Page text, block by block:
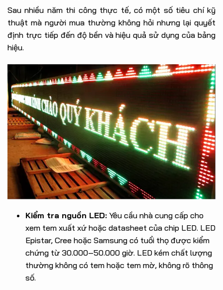
Sau nhiều năm thi công thực tế, có một số tiêu chí kỹ
thuật mà người mua thường không hỏi nhưng lại quyết
định trực tiếp đến độ bền và hiệu quả sử dụng của bảng
hiệu.
Kiểm tra nguồn LED:Yêu cầu nhà cung cấp cho
xem tem xuất xứ hoặc datasheet của chip LED. LED
Epistar, Cree hoặc Samsung có tuổi thọ được kiểm
chứng từ 30.000–50.000 giờ. LED kém chất lượng
thường không có tem hoặc tem mờ, không rõ thông
số.